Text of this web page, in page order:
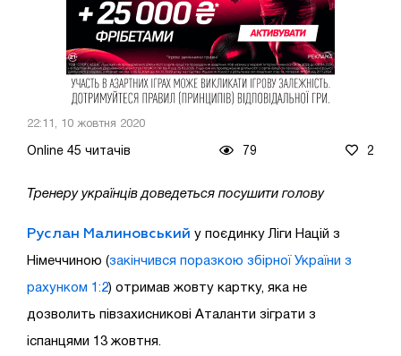
22:11, 10 жовтня 2020
Online 45 читачів 79 2
Тренеру українців доведеться посушити голову
Руслан Малиновський у поєдинку Ліги Націй з
Німеччиною (закінчився поразкою збірної України з
рахунком 1:2) отримав жовту картку, яка не
дозволить півзахисникові Аталанти зіграти з
іспанцями 13 жовтня.